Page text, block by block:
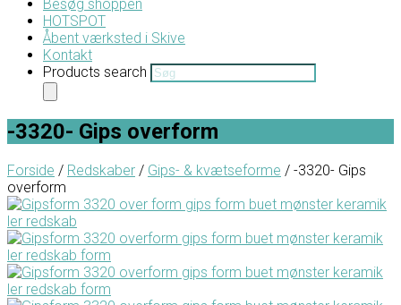
Besøg shoppen
HOTSPOT
Åbent værksted i Skive
Kontakt
Products search
-3320- Gips overform
Forside / Redskaber / Gips- & kvætseforme / -3320- Gips
overform